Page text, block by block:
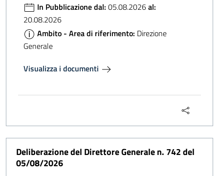
In Pubblicazione dal: 05.08.2026al:
20.08.2026
Ambito - Area di riferimento: Direzione
Generale
Visualizza i documenti
Deliberazione del Direttore Generale n. 742 del
05/08/2026